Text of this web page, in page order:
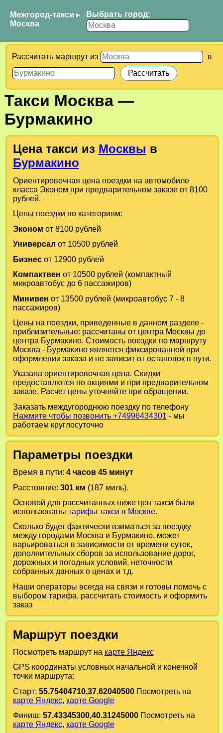
Межгород-такси ▸
Москва
Выбрать город:
Рассчитать маршрут из в
Такси Москва—
Бурмакино
Цена такси из Москвы в
Бурмакино
Ориентировочная цена поездки на автомобиле
класса Эконом при предварительном заказе от 8100
рублей.
Цены поездки по категориям:
Эконом от 8100 рублей
Универсал от 10500 рублей
Бизнесот 12900 рублей
Компактвен от 10500 рублей (компактный
микроавтобус до 6 пассажиров)
Минивен от 13500 рублей (микроавтобус 7 - 8
пассажиров)
Цены на поездки, приведенные в данном разделе -
приблизительные: рассчитаны от центра Москвы до
центра Бурмакино. Стоимость поездки по маршруту
Москва - Бурмакино является фиксированной при
оформлении заказа и не зависит от остановок в пути.
Указана ориентировочная цена. Скидки
предоставлются по акциями и при предварительном
заказе. Расчет цены уточняйте при обращении.
Заказать междугороднюю поездку по телефону
Нажмите чтобы позвонить +74996434301 - мы
работаем круглосуточно
Параметры поездки
Время в пути: 4 часов 45 минут
Расстояние: 301 км (187 миль).
Основой для рассчитанных ниже цен такси были
использованы тарифы такси в Москве.
Сколько будет фактически взиматься за поездку
между городами Москваи Бурмакино, может
варьироваться в зависимости от времени суток,
дополнительных сборов за использование дорог,
дорожных и погодных условий, неточности
собранных данных о ценах и т.д.
Наши операторы всегда на связи и готовы помочь с
выбором тарифа, рассчитать стоимость и оформить
заказ
Маршрут поездки
Посмотреть маршрут на карте Яндекс
GPS координаты условных начальной и конечной
точки маршрута:
Старт: 55.75404710,37.62040500Посмотреть на
карте Яндекс, карте Google
Финиш: 57.43345300,40.31245000Посмотреть на
карте Яндекс, карте Google